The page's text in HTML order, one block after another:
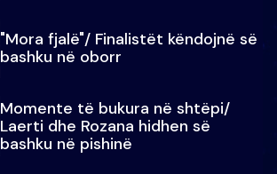
"Mora fjalë"/ Finalistët këndojnë së
bashku në oborr
Momente të bukura në shtëpi/
Laerti dhe Rozana hidhen së
bashku në pishinë